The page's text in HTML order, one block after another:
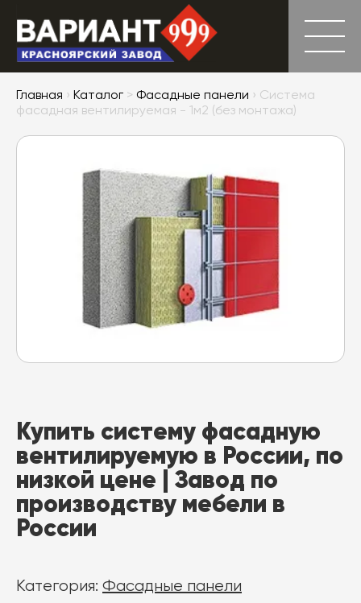
Главная › Каталог > Фасадные панели › Система
фасадная вентилируемая - 1м2 (без монтажа)
Купить систему фасадную
вентилируемую в России, по
низкой цене | Завод по
производству мебели в
России
Категория: Фасадные панели